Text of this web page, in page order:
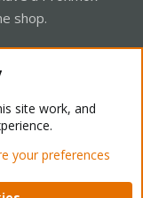
shop.
Mode
Help Home
site work, and
your preferences